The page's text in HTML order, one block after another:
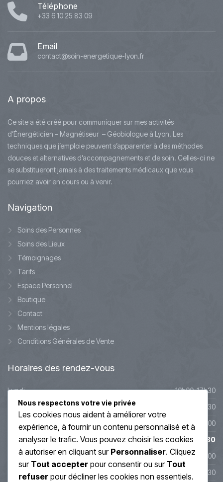
Téléphone
+33 6 10 25 83 09
Email
contact@soin-energetique-lyon.fr
A propos
Ce site a été créé pour communiquer sur mes activités
d’Énergéticien – Magnétiseur – Géobiologue à Lyon. Les
techniques que j’emploie peuvent s’apparenter à des méthodes
douces et alternatives d’accompagnements et de soin. Celles-ci ne
se substitueront jamais à des traitements médicaux que vous
pourriez avoir en cours ou à venir.
Navigation
Soins des Personnes
Soins des Lieux
Témoignages
Tarifs
Espace Personnel
Boutique
Contact
Mentions légales
Conditions Générales de Vente
Horaires des rendez-vous
Lundi
10h00-17h30
Mardi
10h00-17h30
Mercredi
9h45-20h00
Jeudi
10h00-19h30
Vendredi
10h00-19h00
Samedi
10h00-17h30
Nous respectons votre vie privée
Les cookies nous aident à améliorer votre
expérience, à fournir un contenu personnalisé et à
analyser le trafic. Vous pouvez choisir les cookies
à autoriser en cliquant sur Personnaliser. Cliquez
sur Tout accepter pour consentir ou sur Tout
refuser pour décliner les cookies non essentiels.